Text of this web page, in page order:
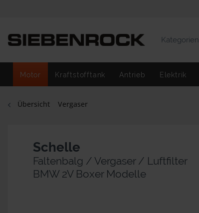
Kategorien
Motor Kraftstofftank Antrieb Elektrik
Übersicht Vergaser
Schelle
Faltenbalg / Vergaser / Luftfilter
BMW 2V Boxer Modelle